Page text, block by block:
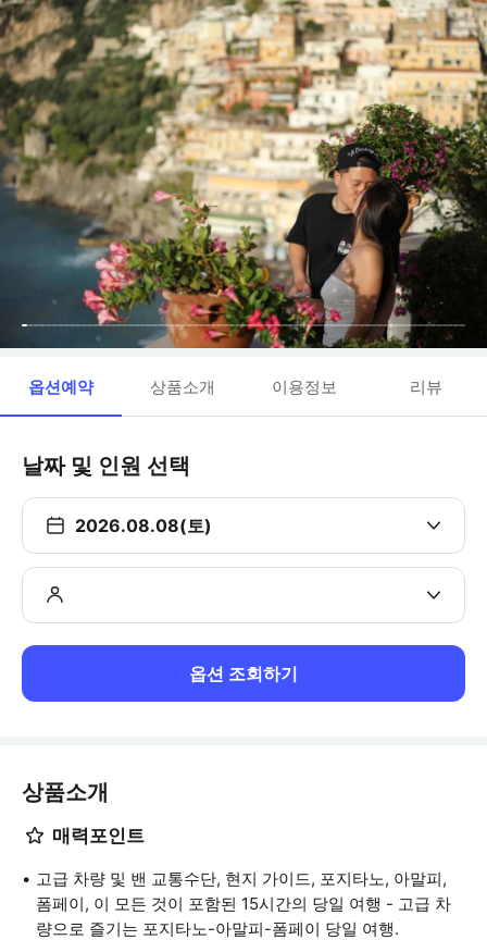
옵션예약 상품소개 이용정보 리뷰
날짜 및 인원 선택
2026.08.08(토)
옵션 조회하기
상품소개
매력포인트
고급 차량 및 밴 교통수단, 현지 가이드, 포지타노, 아말피,
폼페이, 이 모든 것이 포함된 15시간의 당일 여행 - 고급 차
량으로 즐기는 포지타노-아말피-폼페이 당일 여행.